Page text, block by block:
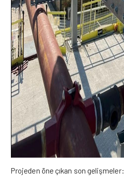
Projeden öne çıkan son gelişmeler: